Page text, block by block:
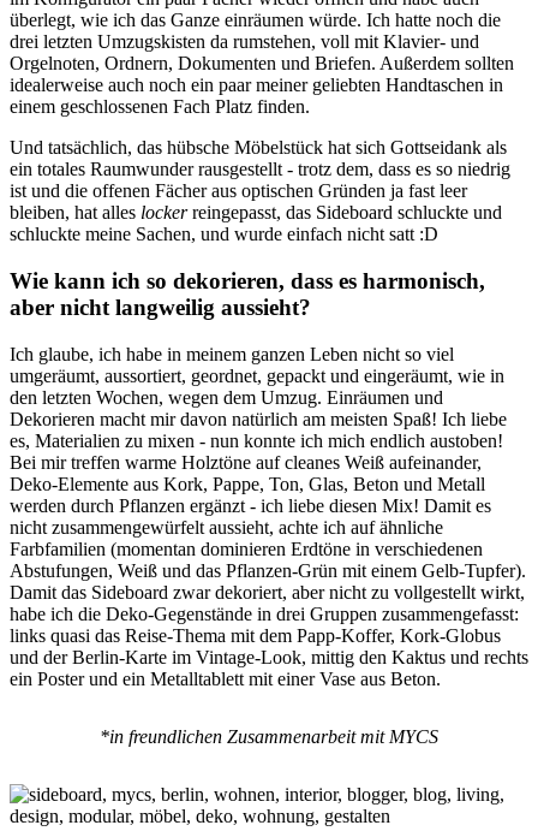
überlegt, wie ich das Ganze einräumen würde. Ich hatte noch die
drei letzten Umzugskisten da rumstehen, voll mit Klavier- und
Orgelnoten, Ordnern, Dokumenten und Briefen. Außerdem sollten
idealerweise auch noch ein paar meiner geliebten Handtaschen in
einem geschlossenen Fach Platz finden.
Und tatsächlich, das hübsche Möbelstück hat sich Gottseidank als
ein totales Raumwunder rausgestellt - trotz dem, dass es so niedrig
ist und die offenen Fächer aus optischen Gründen ja fast leer
bleiben, hat alles lockerreingepasst, das Sideboard schluckte und
schluckte meine Sachen, und wurde einfach nicht satt :D
Wie kann ich so dekorieren, dass es harmonisch,
aber nicht langweilig aussieht?
Ich glaube, ich habe in meinem ganzen Leben nicht so viel
umgeräumt, aussortiert, geordnet, gepackt und eingeräumt, wie in
den letzten Wochen, wegen dem Umzug. Einräumen und
Dekorieren macht mir davon natürlich am meisten Spaß! Ich liebe
es, Materialien zu mixen - nun konnte ich mich endlich austoben!
Bei mir treffen warme Holztöne auf cleanes Weiß aufeinander,
Deko-Elemente aus Kork, Pappe, Ton, Glas, Beton und Metall
werden durch Pflanzen ergänzt - ich liebe diesen Mix! Damit es
nicht zusammengewürfelt aussieht, achte ich auf ähnliche
Farbfamilien (momentan dominieren Erdtöne in verschiedenen
Abstufungen, Weiß und das Pflanzen-Grün mit einem Gelb-Tupfer).
Damit das Sideboard zwar dekoriert, aber nicht zu vollgestellt wirkt,
habe ich die Deko-Gegenstände in drei Gruppen zusammengefasst:
links quasi das Reise-Thema mit dem Papp-Koffer, Kork-Globus
und der Berlin-Karte im Vintage-Look, mittig den Kaktus und rechts
ein Poster und ein Metalltablett mit einer Vase aus Beton.
*in freundlichen Zusammenarbeit mit MYCS